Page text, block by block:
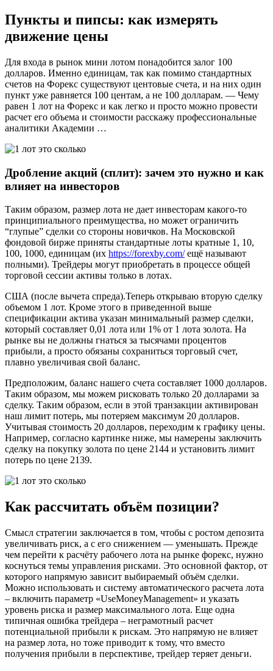
Пункты и пипсы: как измерять
движение цены
Для входа в рынок мини лотом понадобится залог 100
долларов. Именно единицам, так как помимо стандартных
счетов на Форекс существуют центовые счета, и на них один
пункт уже равняется 100 центам, а не 100 долларам. — Чему
равен 1 лот на Форекс и как легко и просто можно провести
расчет его объема и стоимости расскажу профессиональные
аналитики Академии …
Дробление акций (сплит): зачем это нужно и как
влияет на инвесторов
Таким образом, размер лота не дает инвесторам какого-то
принципиального преимущества, но может ограничить
“глупые” сделки со стороны новичков. На Московской
фондовой бирже приняты стандартные лоты кратные 1, 10,
100, 1000, единицам (их https://forexby.com/ещё называют
полными). Трейдеры могут приобретать в процессе общей
торговой сессии активы только в лотах.
США (после вычета спреда).Теперь открываю вторую сделку
объемом 1 лот. Кроме этого в приведенной выше
спецификации актива указан минимальный размер сделки,
который составляет 0,01 лота или 1% от 1 лота золота. На
рынке вы не должны гнаться за тысячами процентов
прибыли, а просто обязаны сохраниться торговый счет,
плавно увеличивая свой баланс.
Предположим, баланс нашего счета составляет 1000 долларов.
Таким образом, мы можем рисковать только 20 долларами за
сделку. Таким образом, если в этой транзакции активирован
наш лимит потерь, мы потеряем максимум 20 долларов.
Учитывая стоимость 20 долларов, переходим к графику цены.
Например, согласно картинке ниже, мы намерены заключить
сделку на покупку золота по цене 2144 и установить лимит
потерь по цене 2139.
Как рассчитать объём позиции?
Смысл стратегии заключается в том, чтобы с ростом депозита
увеличивать риск, а с его снижением — уменьшать. Прежде
чем перейти к расчёту рабочего лота на рынке форекс, нужно
коснуться темы управления рисками. Это основной фактор, от
которого напрямую зависит выбираемый объём сделки.
Можно использовать и систему автоматического расчета лота
– включить параметр «UseMoneyManagement» и указать
уровень риска и размер максимального лота. Еще одна
типичная ошибка трейдера – неграмотный расчет
потенциальной прибыли к рискам. Это напрямую не влияет
на размер лота, но тоже приводит к тому, что вместо
получения прибыли в перспективе, трейдер теряет деньги.